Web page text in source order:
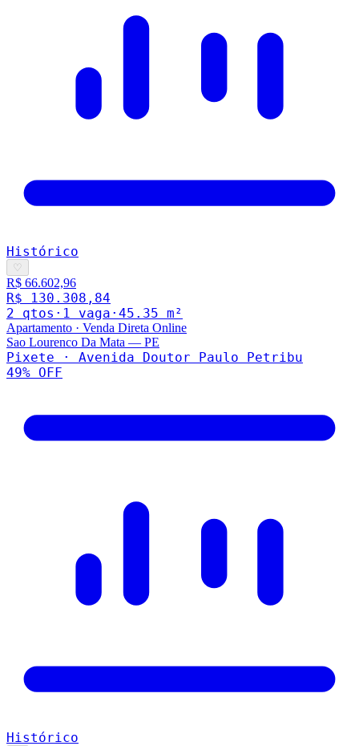
Histórico
♡
R$ 66.602,96
R$ 130.308,84
2 qtos · 1 vaga · 45.35 m²
Apartamento · Venda Direta Online
Sao Lourenco Da Mata — PE
Pixete · Avenida Doutor Paulo Petribu
49% OFF
Histórico